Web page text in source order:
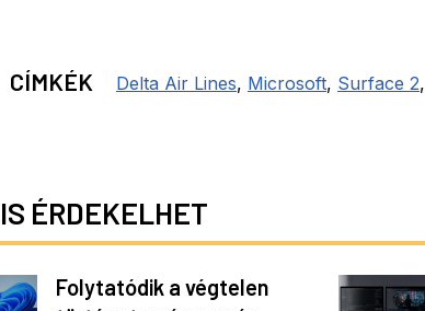
CÍMKÉK Delta Air Lines, Microsoft, Surface 2,
ÉRDEKELHET
Folytatódik a végtelen